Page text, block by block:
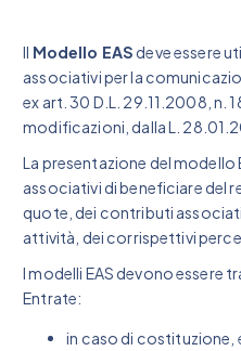
Il Modello EAS deve essere
associativi per la
ex art. 30 D.L. 29.11.2008, n.
modificazioni, dalla L.
La presentazione del modello
associativi di beneficiare del
quote, dei contributi
attività, dei corrispettivi
I modelli EAS devono essere
Entrate:
in caso di costituzione,